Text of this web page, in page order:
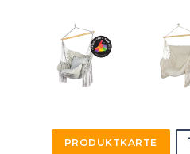
PRODUKTKARTE